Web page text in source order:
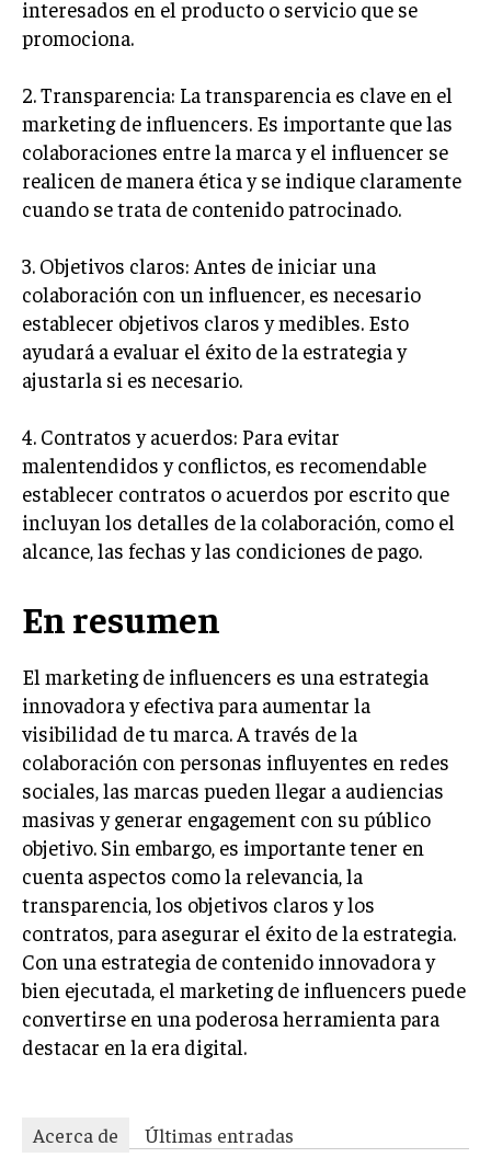
ÉTICA EMPRESARIAL Y RESPONSABILIDAD
SOCIAL
BLOG
Hola, soy Ernesto Ayala, un observador incansable
del mundo empresarial. Vivo para analizar y
comprender los movimientos del mercado. Fuera
del trabajo, soy un amante de la literatura clásica,
buscando en cada página la estrategia de sus personajes.
Infórmate aquí.
interesados en el producto o servicio que se
promociona.
2. Transparencia: La transparencia es clave en el
marketing de influencers. Es importante que las
colaboraciones entre la marca y el influencer se
realicen de manera ética y se indique claramente
cuando se trata de contenido patrocinado.
3. Objetivos claros: Antes de iniciar una
colaboración con un influencer, es necesario
establecer objetivos claros y medibles. Esto
ayudará a evaluar el éxito de la estrategia y
ajustarla si es necesario.
4. Contratos y acuerdos: Para evitar
malentendidos y conflictos, es recomendable
establecer contratos o acuerdos por escrito que
incluyan los detalles de la colaboración, como el
alcance, las fechas y las condiciones de pago.
En resumen
El marketing de influencers es una estrategia
innovadora y efectiva para aumentar la
visibilidad de tu marca. A través de la
colaboración con personas influyentes en redes
sociales, las marcas pueden llegar a audiencias
masivas y generar engagement con su público
objetivo. Sin embargo, es importante tener en
cuenta aspectos como la relevancia, la
transparencia, los objetivos claros y los
contratos, para asegurar el éxito de la estrategia.
Con una estrategia de contenido innovadora y
bien ejecutada, el marketing de influencers puede
convertirse en una poderosa herramienta para
destacar en la era digital.
Acerca de
Últimas entradas